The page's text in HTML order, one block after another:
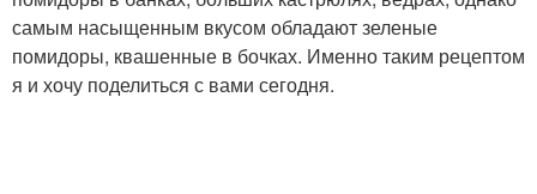
самым насыщенным вкусом обладают зеленые
помидоры, квашенные в бочках. Именно таким рецептом
я и хочу поделиться с вами сегодня.